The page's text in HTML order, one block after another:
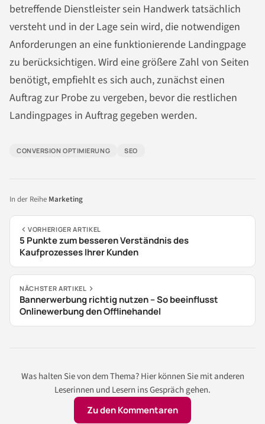
betreffende Dienstleister sein Handwerk tatsächlich
versteht und in der Lage sein wird, die notwendigen
Anforderungen an eine funktionierende Landingpage
zu berücksichtigen. Wird eine größere Zahl von Seiten
benötigt, empfiehlt es sich auch, zunächst einen
Auftrag zur Probe zu vergeben, bevor die restlichen
Landingpages in Auftrag gegeben werden.
CONVERSION OPTIMIERUNG SEO
In der Reihe Marketing
VORHERIGER ARTIKEL
5 Punkte zum besseren Verständnis des
Kaufprozesses Ihrer Kunden
NÄCHSTER ARTIKEL
Bannerwerbung richtig nutzen – So beeinflusst
Onlinewerbung den Offlinehandel
Was halten Sie von dem Thema? Hier können Sie mit anderen
Leserinnen und Lesern ins Gespräch gehen.
Zu den Kommentaren